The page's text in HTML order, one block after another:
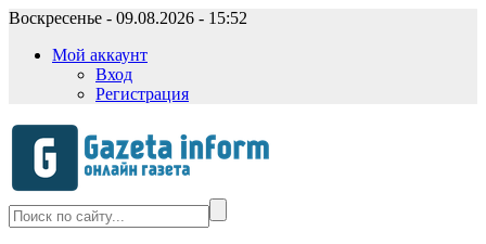
Воскресенье - 09.08.2026 - 15:52
Мой аккаунт
Вход
Регистрация